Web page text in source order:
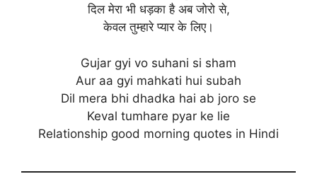
दिल मेरा भी धड़का है अब जोरो से,
केवल तुम्हारे प्यार के लिए।
Gujar gyi vo suhani si sham
Aur aa gyi mahkati hui subah
Dil mera bhi dhadka hai ab joro se
Keval tumhare pyar ke lie
Relationship good morning quotes in Hindi